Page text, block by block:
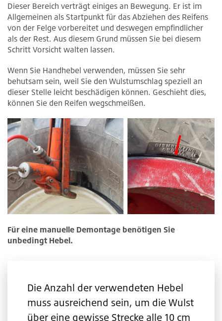
Dieser Bereich verträgt einiges an Bewegung. Er ist im
Allgemeinen als Startpunkt für das Abziehen des Reifens
von der Felge vorbereitet und deswegen empfindlicher
als der Rest. Aus diesem Grund müssen Sie bei diesem
Schritt Vorsicht walten lassen.
Wenn Sie Handhebel verwenden, müssen Sie sehr
behutsam sein, weil Sie den Wulstumschlag speziell an
dieser Stelle leicht beschädigen können. Geschieht dies,
können Sie den Reifen wegschmeißen.
Für eine manuelle Demontage benötigen Sie
unbedingt Hebel.
Die Anzahl der verwendeten Hebel
muss ausreichend sein, um die Wulst
über eine gewisse Strecke alle 10 cm